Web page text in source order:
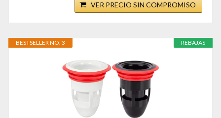
VER PRECIO SIN COMPROMISO
REBAJAS
BESTSELLER NO. 3